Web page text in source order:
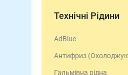
Технічні Рідини
AdBlue
Антифриз
Гальмівна рідна